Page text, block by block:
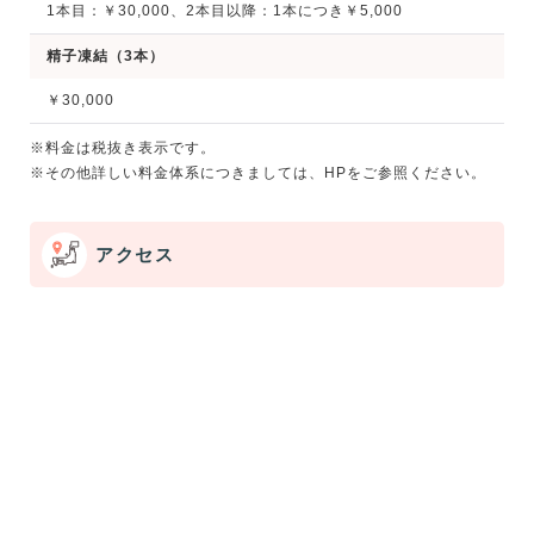
1本目：￥30,000、2本目以降：1本につき￥5,000
精子凍結（3本）
￥30,000
※料金は税抜き表示です。
※その他詳しい料金体系につきましては、HPをご参照ください。
アクセス